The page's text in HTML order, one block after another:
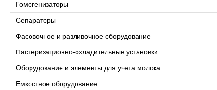
Гомогенизаторы
Сепараторы
Фасовочное и разливочное оборудование
Пастеризационно-охладительные установки
Оборудование и элементы для учета молока
Емкостное оборудование